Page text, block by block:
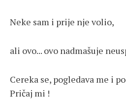
Neke sam i prije nje volio,
ali ovo... ovo nadmašuje
Cereka se, pogledava me i
Pričaj mi !